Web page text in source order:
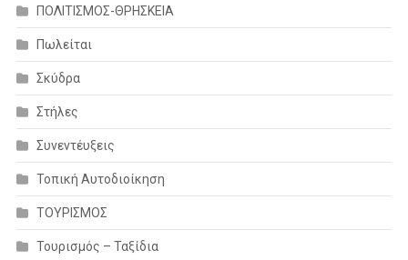
ΠΟΛΙΤΙΣΜΟΣ-ΘΡΗΣΚΕΙΑ
Πωλείται
Σκύδρα
Στήλες
Συνεντέυξεις
Τοπική Αυτοδιοίκηση
ΤΟΥΡΙΣΜΟΣ
Τουρισμός – Ταξίδια